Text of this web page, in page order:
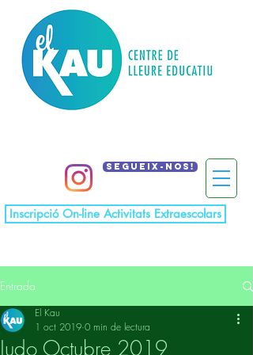
Inscripció On-line Activitats Extraescolars
Segueix-nos!
Entrada
Judo Octubre 2019
El Kau
1 oct 2019 0 min de lectura